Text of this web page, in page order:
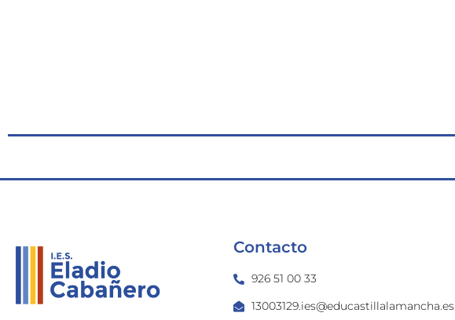
Contacto
926 51 00 33
13003129.ies@educastillalamancha.es